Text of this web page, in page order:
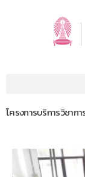
โครงการบริการวิชาก